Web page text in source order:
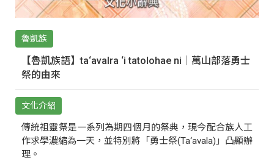
魯凱族
【魯凱族語】ta‘avalra ‘i tatolohae ni｜萬山部落勇士
祭的由來
文化介紹
傳統祖靈祭是一系列為期四個月的祭典，現今配合族人工
作求學濃縮為一天，並特別將「勇士祭(Ta‘avala)」凸顯辦
理。